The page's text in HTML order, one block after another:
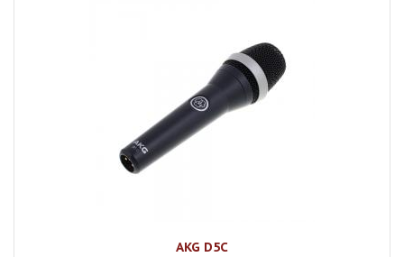
AKG D5C